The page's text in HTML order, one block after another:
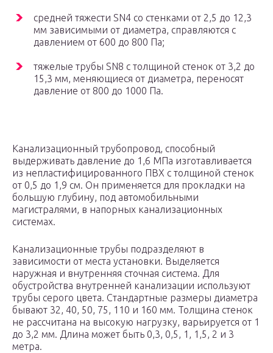
средней тяжести SN4 со стенками от 2,5 до 12,3
мм зависимыми от диаметра, справляются с
давлением от 600 до 800 Па;
тяжелые трубы SN8 с толщиной стенок от 3,2 до
15,3 мм, меняющиеся от диаметра, переносят
давление от 800 до 1000 Па.
Канализационный трубопровод, способный
выдерживать давление до 1,6 МПа изготавливается
из непластифицированного ПВХ с толщиной стенок
от 0,5 до 1,9 см. Он применяется для прокладки на
большую глубину, под автомобильными
магистралями, в напорных канализационных
системах.
Канализационные трубы подразделяют в
зависимости от места установки. Выделяется
наружная и внутренняя сточная система. Для
обустройства внутренней канализации используют
трубы серого цвета. Стандартные размеры диаметра
бывают 32, 40, 50, 75, 110 и 160 мм. Толщина стенок
не рассчитана на высокую нагрузку, варьируется от 1
до 3,2 мм. Длина может быть 0,3, 0,5, 1, 1,5, 2 и 3
метра.